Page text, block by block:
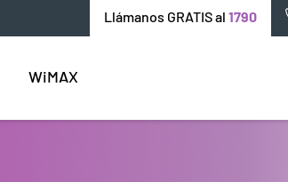
Llámanos GRATIS al 1790
WiMAX